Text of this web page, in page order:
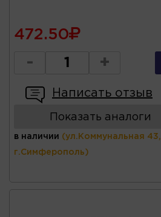
472.50
- +
Написать отзыв
Показать аналоги
в наличии (ул.Коммунальная 43,
г.Симферополь)